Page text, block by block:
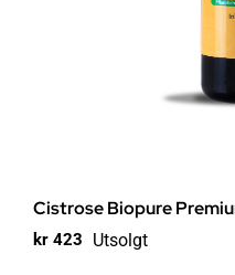
Cistrose Biopure
kr 423 Utsolgt